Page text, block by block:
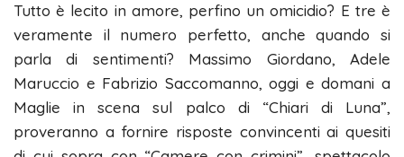
Tutto è lecito in amore, perfino un omicidio? E tre è
veramente il numero perfetto, anche quando si
parla di sentimenti? Massimo Giordano, Adele
Maruccio e Fabrizio Saccomanno, oggi e domani a
Maglie in scena sul palco di “Chiari di Luna”,
proveranno a fornire risposte convincenti ai quesiti